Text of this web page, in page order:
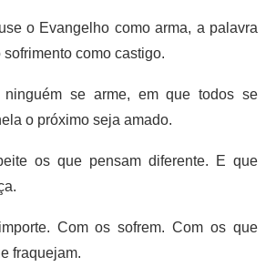
o Evangelho como arma, a palavra
como castigo.
se arme, em que todos se
o próximo seja amado.
os que pensam diferente. E que
Com os sofrem. Com os que
fraquejam.